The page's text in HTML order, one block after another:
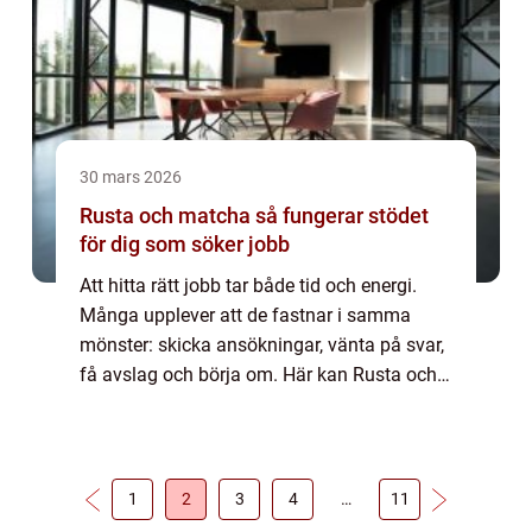
30 mars 2026
Rusta och matcha så fungerar stödet
för dig som söker jobb
Att hitta rätt jobb tar både tid och energi.
Många upplever att de fastnar i samma
mönster: skicka ansökningar, vänta på svar,
få avslag och börja om. Här kan Rusta och
1 2 3 4 … 11